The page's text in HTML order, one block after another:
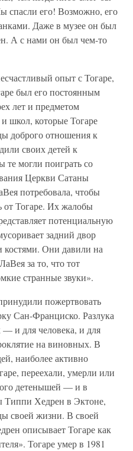
спасли его! Возможно, его
Даже в музее он был
А с нами он был чем-то
опыт с Тогаре,
был его постоянным
лет и предметом
школ, которые Тогаре
доброго отношения к
своих детей к
те могли поиграть со
Церкви Сатаны
потребовала, чтобы
от Тогаре. Их жалобы
потенциальную
задний двор
Они давили на
за то, что тот
странные звуки».
пожертвовать
Сан-Франциско. Разлука
и для человека, и для
на виновных. В
наиболее активно
переехали, умерли или
детенышей — и в
Типпи Хедрен в Эктоне,
своей жизни. В своей
описывает Тогаре как
Тогаре умер в 1981